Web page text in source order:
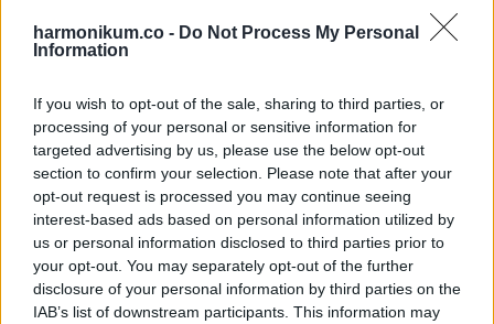
harmonikum.co - Do Not Process My Personal
Information
If you wish to opt-out of the sale, sharing to third parties, or
processing of your personal or sensitive information for
targeted advertising by us, please use the below opt-out
section to confirm your selection. Please note that after your
opt-out request is processed you may continue seeing
interest-based ads based on personal information utilized by
us or personal information disclosed to third parties prior to
your opt-out. You may separately opt-out of the further
disclosure of your personal information by third parties on the
IAB’s list of downstream participants. This information may
Kezében vastag borítékot tartott.
A család hangos, hitetlen sóhajjal reagált, amikor az ügyvéd
bejelentette, hogy új végrendelet készült, nemrég,
átgondoltan, minden szabály betartásával.
Amikor olvasni kezdett, olyan volt, mintha megmozdult volna
alattam a padló.